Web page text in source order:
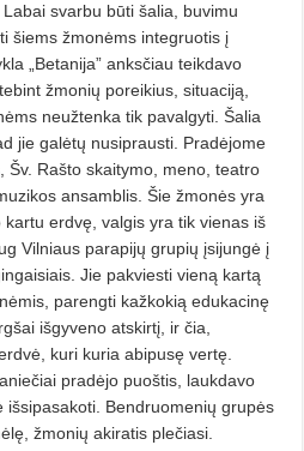
svarbu būti šalia, buvimu
šiems žmonėms integruotis į
„Betanija” anksčiau teikdavo
žmonių poreikius, situaciją,
neužtenka tik pavalgyti. Šalia
jie galėtų nusiprausti. Pradėjome
Šv. Rašto skaitymo, meno, teatro
ansamblis. Šie žmonės yra
erdvę, valgis yra tik vienas iš
Vilniaus parapijų grupių įsijungė į
Jie pakviesti vieną kartą
parengti kažkokią edukacinę
išgyveno atskirtį, ir čia,
kuri kuria abipusę vertę.
pradėjo puoštis, laukdavo
išsipasakoti. Bendruomenių grupės
žmonių akiratis plečiasi.